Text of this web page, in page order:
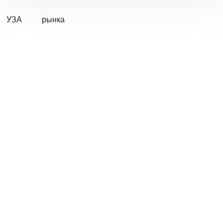
УЗА рынка